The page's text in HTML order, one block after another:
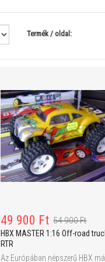
Termék / oldal:
49 900 Ft 54 900 Ft
HBX MASTER 1:16 Off-road
RTR
Az Európában népszerű HBX
34 900 Ft 39 900 Ft
X5SW Explorers 2 V2 4ch R/
HD kamera + valósidejű
2.4G - RTF